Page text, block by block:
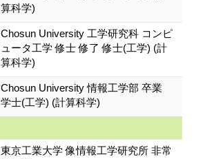
算科学)
Chosun University 工学研究科 コンピ
ュータ工学 修士 修了 修士(工学) (計
算科学)
Chosun University 情報工学部 卒業
学士(工学) (計算科学)
東京工業大学 像情報工学研究所 非常